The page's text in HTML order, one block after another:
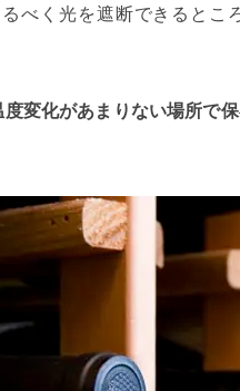
べく光を遮断できるとこ
度変化があまりない場所で